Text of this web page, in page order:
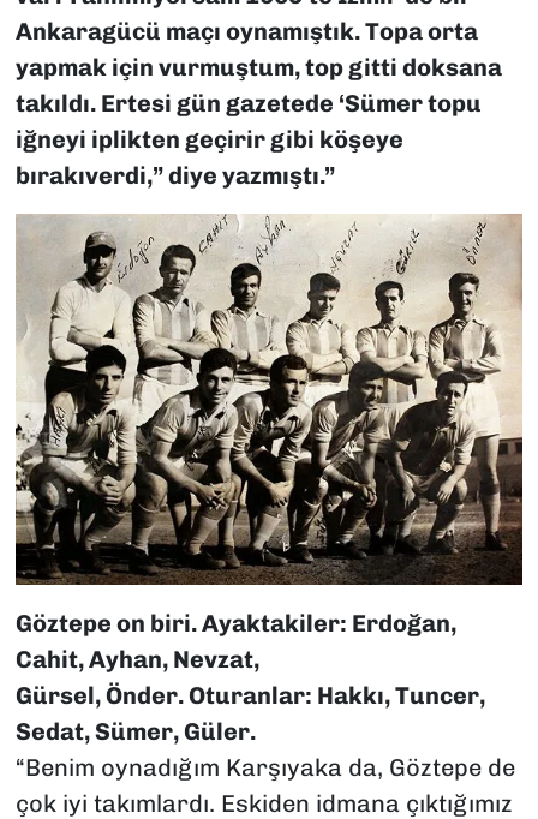
Ankaragücü maçı oynamıştık. Topa orta
yapmak için vurmuştum, top gitti doksana
takıldı. Ertesi gün gazetede ‘Sümer topu
iğneyi iplikten geçirir gibi köşeye
bırakıverdi,” diye yazmıştı.”
Göztepe on biri. Ayaktakiler: Erdoğan,
Cahit, Ayhan, Nevzat,
Gürsel, Önder. Oturanlar: Hakkı, Tuncer,
Sedat, Sümer, Güler.
“Benim oynadığım Karşıyaka da, Göztepe de
çok iyi takımlardı. Eskiden idmana çıktığımız